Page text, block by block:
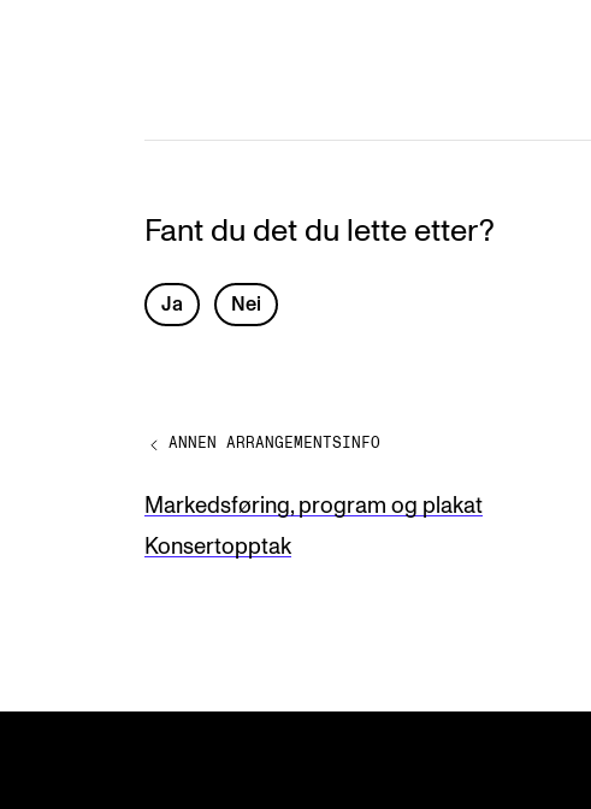
Fant du det du lette etter?
L
e
t
h
Ja Nei
ANNEN ARRANGEMENTSINFO
Markedsføring, program og plakat
Konsertopptak